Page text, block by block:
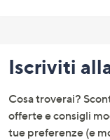
menu
e
informazioni
Iscriviti
Cosa troverai?
offerte e consigli
tue preferenze (e